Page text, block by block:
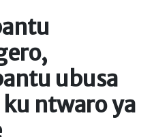
ubusa
ntwaro ya